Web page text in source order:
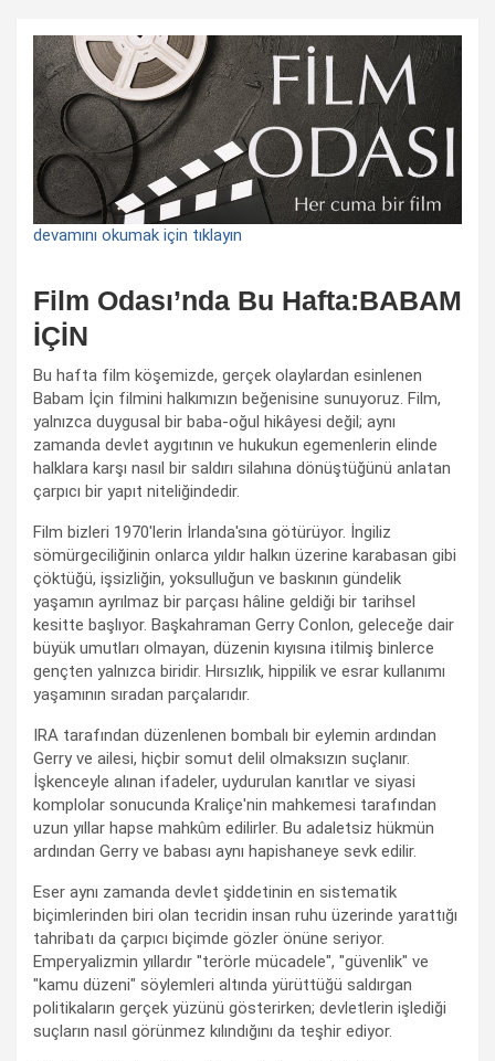
devamını okumak için tıklayın
Film Odası’nda Bu Hafta:BABAM
İÇİN
Bu hafta film köşemizde, gerçek olaylardan esinlenen
Babam İçin filmini halkımızın beğenisine sunuyoruz. Film,
yalnızca duygusal bir baba-oğul hikâyesi değil; aynı
zamanda devlet aygıtının ve hukukun egemenlerin elinde
halklara karşı nasıl bir saldırı silahına dönüştüğünü anlatan
çarpıcı bir yapıt niteliğindedir.
Film bizleri 1970'lerin İrlanda'sına götürüyor. İngiliz
sömürgeciliğinin onlarca yıldır halkın üzerine karabasan gibi
çöktüğü, işsizliğin, yoksulluğun ve baskının gündelik
yaşamın ayrılmaz bir parçası hâline geldiği bir tarihsel
kesitte başlıyor. Başkahraman Gerry Conlon, geleceğe dair
büyük umutları olmayan, düzenin kıyısına itilmiş binlerce
gençten yalnızca biridir. Hırsızlık, hippilik ve esrar kullanımı
yaşamının sıradan parçalarıdır.
IRA tarafından düzenlenen bombalı bir eylemin ardından
Gerry ve ailesi, hiçbir somut delil olmaksızın suçlanır.
İşkenceyle alınan ifadeler, uydurulan kanıtlar ve siyasi
komplolar sonucunda Kraliçe'nin mahkemesi tarafından
uzun yıllar hapse mahkûm edilirler. Bu adaletsiz hükmün
ardından Gerry ve babası aynı hapishaneye sevk edilir.
Eser aynı zamanda devlet şiddetinin en sistematik
biçimlerinden biri olan tecridin insan ruhu üzerinde yarattığı
tahribatı da çarpıcı biçimde gözler önüne seriyor.
Emperyalizmin yıllardır "terörle mücadele", "güvenlik" ve
"kamu düzeni" söylemleri altında yürüttüğü saldırgan
politikaların gerçek yüzünü gösterirken; devletlerin işlediği
suçların nasıl görünmez kılındığını da teşhir ediyor.